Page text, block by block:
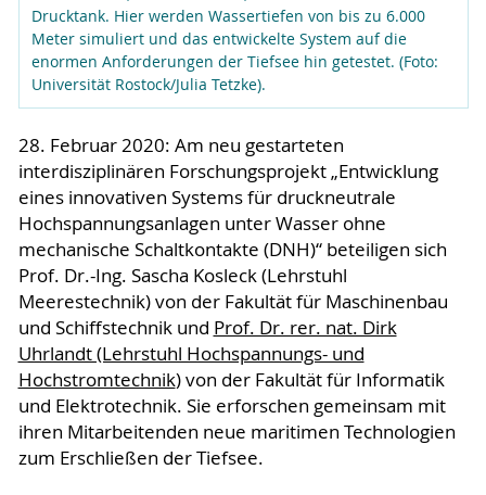
Drucktank. Hier werden Wassertiefen von bis zu 6.000
Meter simuliert und das entwickelte System auf die
enormen Anforderungen der Tiefsee hin getestet. (Foto:
Universität Rostock/Julia Tetzke).
28. Februar 2020: Am neu gestarteten
interdisziplinären Forschungsprojekt „Entwicklung
eines innovativen Systems für druckneutrale
Hochspannungsanlagen unter Wasser ohne
mechanische Schaltkontakte (DNH)“ beteiligen sich
Prof. Dr.-Ing. Sascha Kosleck (Lehrstuhl
Meerestechnik) von der Fakultät für Maschinenbau
und Schiffstechnik und Prof. Dr. rer. nat. Dirk
Uhrlandt (Lehrstuhl Hochspannungs- und
Hochstromtechnik) von der Fakultät für Informatik
und Elektrotechnik. Sie erforschen gemeinsam mit
ihren Mitarbeitenden neue maritimen Technologien
zum Erschließen der Tiefsee.